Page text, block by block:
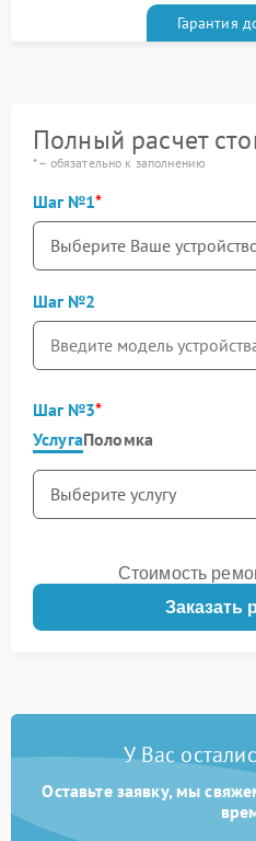
Гарантия
Полный расчет
* – обязательно к заполнению
Шаг №1
Шаг №2
Шаг №3
УслугаПоломка
Заказать
Стоимость
У Вас
Оставьте заявку, мы